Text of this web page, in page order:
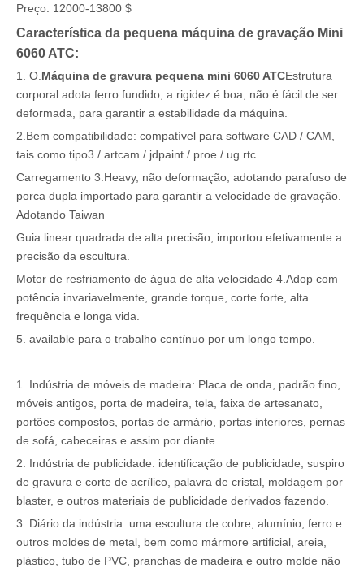
Preço: 12000-13800 $
Característica da pequena máquina de gravação Mini
6060 ATC:
1. O. Máquina de gravura pequena mini 6060 ATCEstrutura
corporal adota ferro fundido, a rigidez é boa, não é fácil de ser
deformada, para garantir a estabilidade da máquina.
2.Bem compatibilidade: compatível para software CAD / CAM,
tais como tipo3 / artcam / jdpaint / proe / ug.rtc
Carregamento 3.Heavy, não deformação, adotando parafuso de
porca dupla importado para garantir a velocidade de gravação.
Adotando Taiwan
Guia linear quadrada de alta precisão, importou efetivamente a
precisão da escultura.
Motor de resfriamento de água de alta velocidade 4.Adop com
potência invariavelmente, grande torque, corte forte, alta
frequência e longa vida.
5. available para o trabalho contínuo por um longo tempo.
1. Indústria de móveis de madeira: Placa de onda, padrão fino,
móveis antigos, porta de madeira, tela, faixa de artesanato,
portões compostos, portas de armário, portas interiores, pernas
de sofá, cabeceiras e assim por diante.
2. Indústria de publicidade: identificação de publicidade, suspiro
de gravura e corte de acrílico, palavra de cristal, moldagem por
blaster, e outros materiais de publicidade derivados fazendo.
3. Diário da indústria: uma escultura de cobre, alumínio, ferro e
outros moldes de metal, bem como mármore artificial, areia,
plástico, tubo de PVC, pranchas de madeira e outro molde não